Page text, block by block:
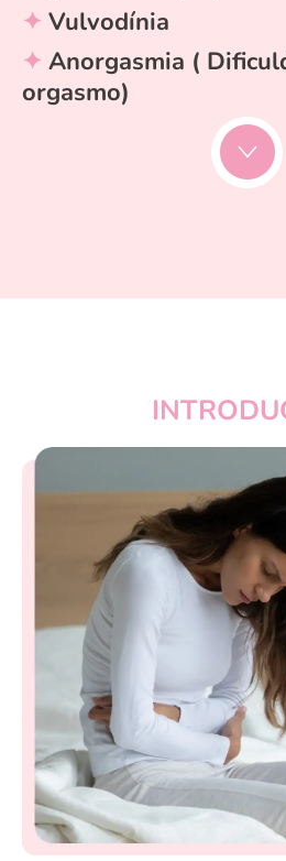
✦ Vulvodínia
✦ Anorgasmia ( Dificuldade para o
orgasmo)